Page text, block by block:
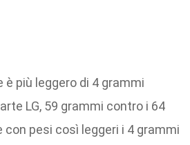
è più leggero di 4 grammi
LG, 59 grammi contro i 64
con pesi così leggeri i 4 grammi